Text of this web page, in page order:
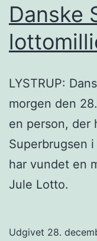
Danske
LYSTRUP:
morgen den
en person, der
Superbrugsen
har vundet en
Jule Lotto.
Udgivet 28.